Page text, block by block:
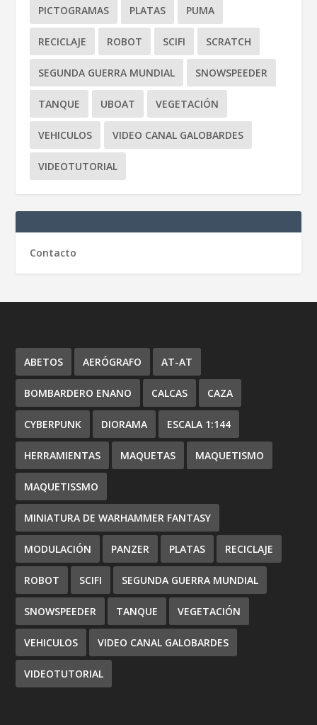
PICTOGRAMAS PLATAS PUMA
RECICLAJE ROBOT SCIFI SCRATCH
SEGUNDA GUERRA MUNDIAL SNOWSPEEDER
TANQUE UBOAT VEGETACIÓN
VEHICULOS VIDEO CANAL GALOBARDES
VIDEOTUTORIAL
Contacto
ABETOS AERÓGRAFO AT-AT
BOMBARDERO ENANO CALCAS CAZA
CYBERPUNK DIORAMA ESCALA 1:144
HERRAMIENTAS MAQUETAS MAQUETISMO
MAQUETISSMO
MINIATURA DE WARHAMMER FANTASY
MODULACIÓN PANZER PLATAS RECICLAJE
ROBOT SCIFI SEGUNDA GUERRA MUNDIAL
SNOWSPEEDER TANQUE VEGETACIÓN
VEHICULOS VIDEO CANAL GALOBARDES
VIDEOTUTORIAL